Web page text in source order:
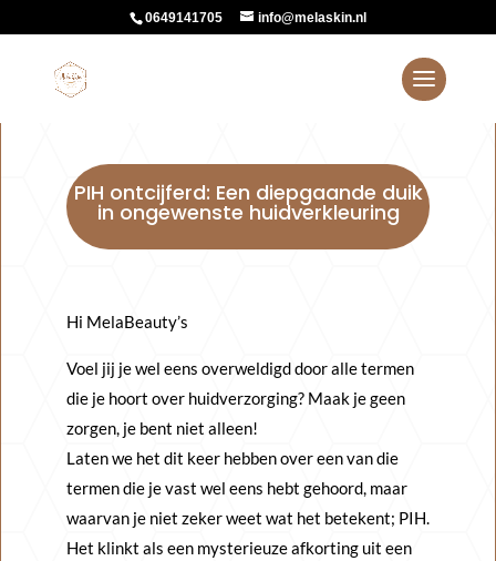
0649141705 info@melaskin.nl
PIH ontcijferd: Een diepgaande duik
in ongewenste huidverkleuring
Hi MelaBeauty’s
Voel jij je wel eens overweldigd door alle termen
die je hoort over huidverzorging? Maak je geen
zorgen, je bent niet alleen!
Laten we het dit keer hebben over een van die
termen die je vast wel eens hebt gehoord, maar
waarvan je niet zeker weet wat het betekent; PIH.
Het klinkt als een mysterieuze afkorting uit een